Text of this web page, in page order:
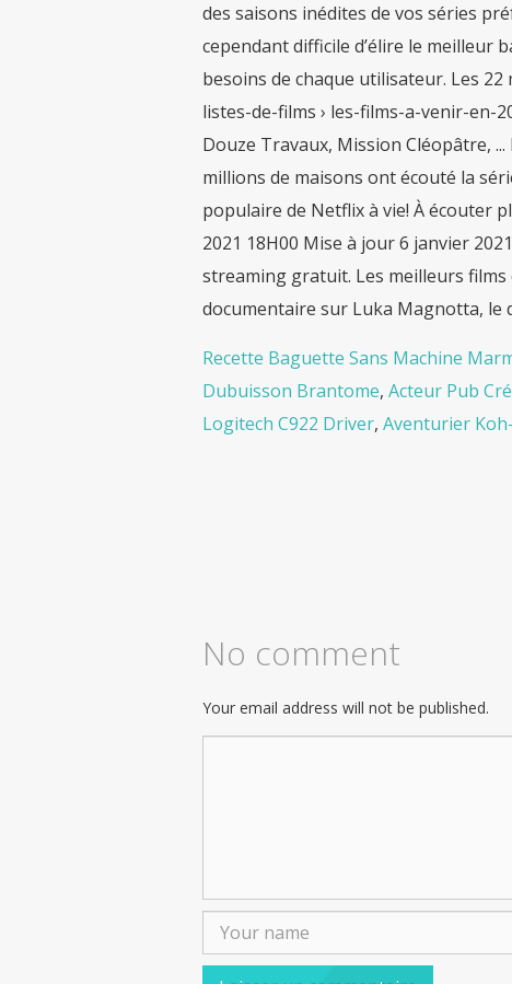
des saisons inédites de vos séries
cependant difficile d’élire le meilleur
besoins de chaque utilisateur. Les
listes-de-films › les-films-a-venir-en-
Douze Travaux, Mission Cléopâtre,
millions de maisons ont écouté la
populaire de Netflix à vie! À écouter
2021 18H00 Mise à jour 6 janvier
streaming gratuit. Les meilleurs
documentaire sur Luka Magnotta, le
Recette Baguette Sans Machine
Dubuisson Brantome, Acteur Pub
Logitech C922 Driver, Aventurier
No comment
Your email address will not be published.